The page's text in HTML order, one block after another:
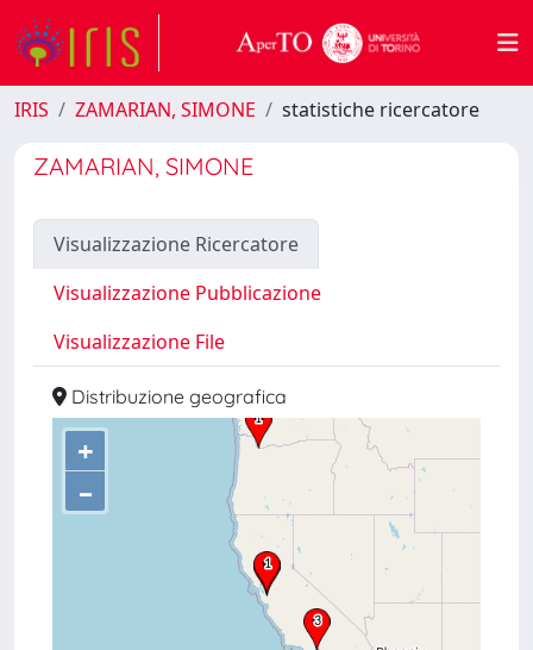
IRIS ZAMARIAN, SIMONE statistiche ricercatore
ZAMARIAN, SIMONE
Visualizzazione Ricercatore
Visualizzazione Pubblicazione
Visualizzazione File
Distribuzione geografica
+
–